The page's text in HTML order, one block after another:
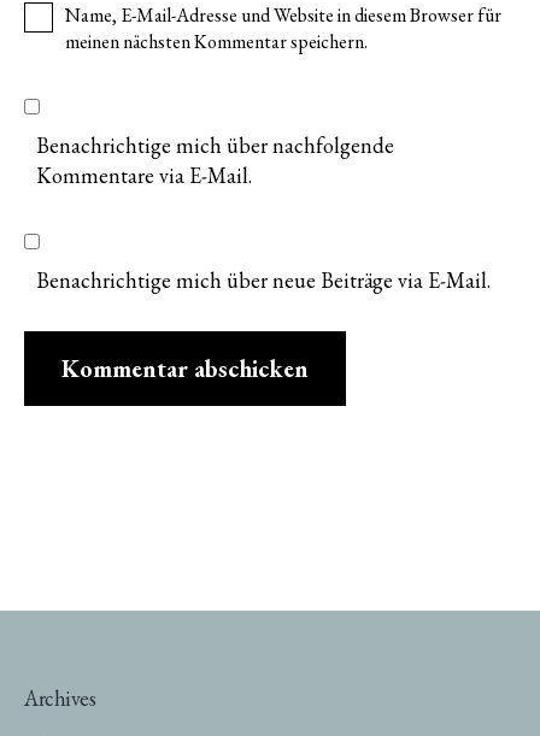
Name, E-Mail-Adresse und Website in diesem Browser für
meinen nächsten Kommentar speichern.
Benachrichtige mich über nachfolgende
Kommentare via E-Mail.
Benachrichtige mich über neue Beiträge via E-Mail.
Archives